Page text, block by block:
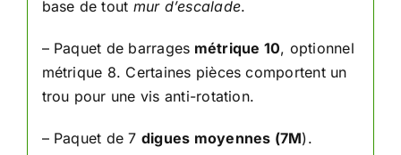
base de tout mur d’escalade.
– Paquet de barrages métrique 10, optionnel
métrique 8. Certaines pièces comportent un
trou pour une vis anti-rotation.
– Paquet de 7 digues moyennes (7M).